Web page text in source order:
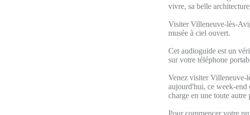
vivre, sa belle
Visiter Villeneuve-lès-
musée à ciel ouvert.
Cet audioguide est un
sur votre téléphone
Venez visiter Villeneuve-
aujourd'hui, ce week-end
charge en une toute autre